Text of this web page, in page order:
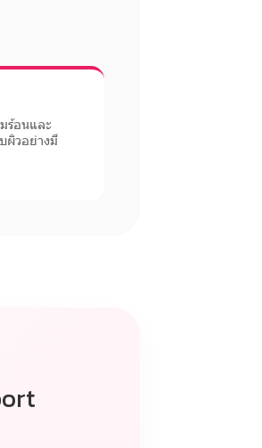
ร้อนและ
ผิวอย่างมี